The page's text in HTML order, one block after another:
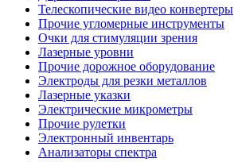
Телескопические видео конвертеры
Прочие угломерные инструменты
Очки для стимуляции зрения
Лазерные уровни
Прочие дорожное оборудование
Электроды для резки металлов
Лазерные указки
Электрические микрометры
Прочие рулетки
Электронный инвентарь
Анализаторы спектра